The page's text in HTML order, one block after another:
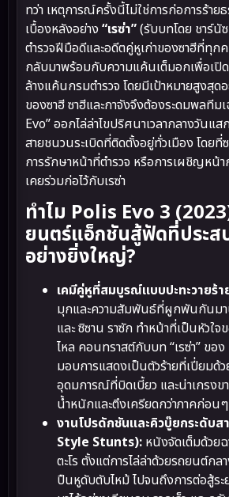
ทว่า เหตุการณ์ครั้งนี้ไม่ใช่การก่อการร้าย
เบื้องหลังอย่าง “เรซ่า”(รับบทโดย ชาร์นั
ตำรวจฝีมือดีและอดีตคู่หูเก่าของซาฮีที่ทุก
กลับมาพร้อมกับความแค้นเต็มอกเพื่อเปิ
ล้างแค้นกรมตำรวจ โดยมีเป้าหมายสูงสุด
ของซาฮี ซาฮีและกาจังจึงต้องระดมพลทีม
Evo” ออกไล่ล่าไขปริศนาเวลากลางวันแ
สายชนวนระเบิดที่ติดตั้งอยู่ทั่วเมือง โดยที่
การรักษาหน้าที่ตำรวจ หรือการเผชิญหน้
เคยร่วมก่อไว้กับเรซ่า
ทำไม Polis Evo 3
ยนตร์แอ็กชันสู้ฟัดที่ประส
อย่างยิ่งใหญ่?
เคมีคู่หูที่สมบูรณ์แบบปะทะวายร้
มุกและความสัมพันธ์ที่ผูกพันกันมา
และ ซิซาน ราซัก ทำหน้าที่เป็นหัวใจ
ไหล คอนทราสต์กับบท “เรซ่า” ขอ
มอบการแสดงเป็นตัวร้ายที่เปี่ยมด้
อุดมการณ์ที่บิดเบี้ยว และน่าเกรง
น้ำหนักและตึงเครียดกว่าภาคก่อนๆ
งานโปรดักชันและคิวบู๊ยกระดับ
Style Stunts): หนังจัดเต็มด้วย
ตะโร ตั้งแต่การไล่ล่าด้วยรถยนต์กล
ปืนหูดับตับไหม้ ไปจนถึงการต่อสู้ร